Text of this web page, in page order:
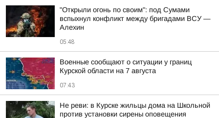
"Открыли огонь по своим": под Сумами
вспыхнул конфликт между бригадами ВСУ —
Алехин
05:48
Военные сообщают о ситуации у границ
Курской области на 7 августа
07:43
Не реви: в Курске жильцы дома на Школьной
против установки сирены оповещения